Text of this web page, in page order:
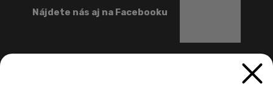
Nájdete nás aj na Facebooku